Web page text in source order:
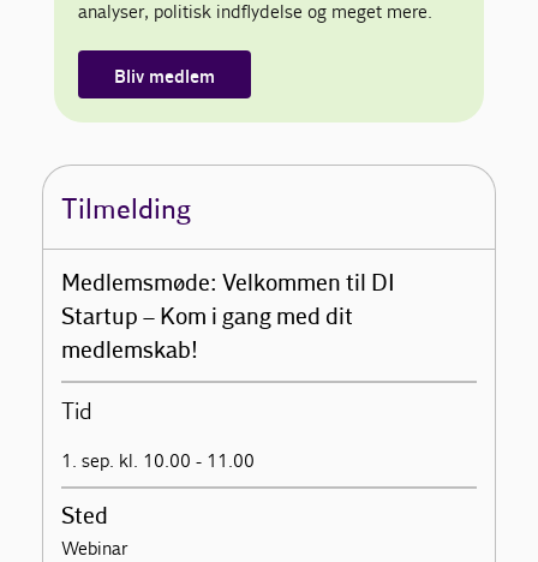
analyser, politisk indflydelse og meget mere.
Bliv medlem
Tilmelding
Medlemsmøde: Velkommen til DI
Startup – Kom i gang med dit
medlemskab!
Tid
1. sep. kl. 10.00 - 11.00
Sted
Webinar